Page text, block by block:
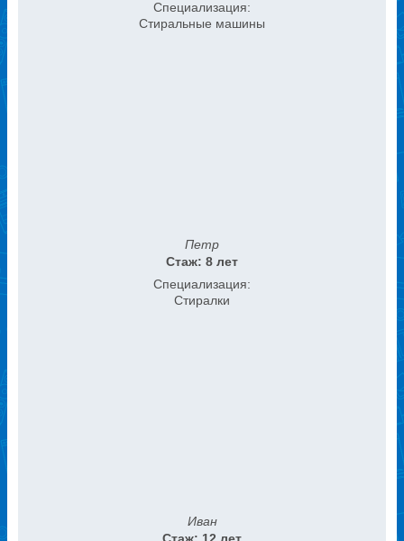
Специализация:
Стиральные машины
Петр
Стаж: 8 лет
Специализация:
Стиралки
Иван